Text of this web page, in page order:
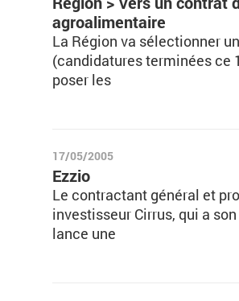
agroalimentaire
La Région va sélectionner
(candidatures terminées ce
poser les
17/05/2005
Ezzio
Le contractant général et
investisseur Cirrus, qui a
lance une